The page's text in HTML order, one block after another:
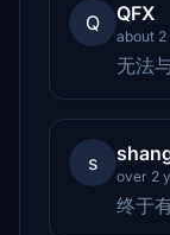
Q QFX
about
无法
s
over 2
终于